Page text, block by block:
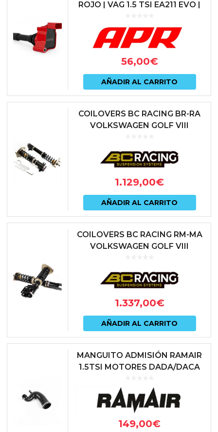
ROJO | VAG 1.5 TSI EA211 EVO |
56,00€
AÑADIR AL CARRITO
COILOVERS BC RACING BR-RA
VOLKSWAGEN GOLF VIII
1.129,00€
AÑADIR AL CARRITO
COILOVERS BC RACING RM-MA
VOLKSWAGEN GOLF VIII
1.337,00€
AÑADIR AL CARRITO
MANGUITO ADMISIÓN RAMAIR
1.5TSI MOTORES DADA/DACA
Q3 F3 | CUPRA FORMENTOR |
SE...
149,00€